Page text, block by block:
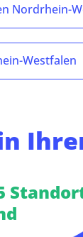
Nordrhein-
Westfalen